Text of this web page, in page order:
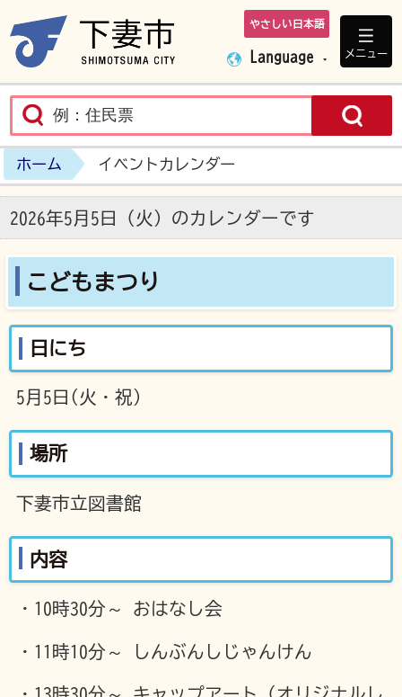
下妻市ホームペ
やさしい日本語
Language メニュー
ホーム イベントカレンダー
2026年5月5日（火）のカレンダーです
こどもまつり
日にち
5月5日(火・祝)
場所
下妻市立図書館
内容
・10時30分～ おはなし会
・11時10分～ しんぶんしじゃんけん